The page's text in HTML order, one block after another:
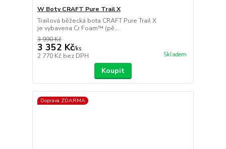
W Boty CRAFT Pure Trail X
Trailová běžecká bota CRAFT Pure Trail X
je vybavena Cr Foam™ (pě...
3 990 Kč
3 352 Kč/ks
2 770 Kč bez DPH Skladem
Koupit
Doprava ZDARMA